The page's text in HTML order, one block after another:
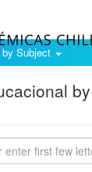
Subject